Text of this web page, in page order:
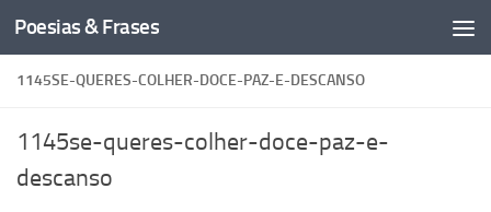
Skip to content
Poesias & Frases
1145SE-QUERES-COLHER-DOCE-PAZ-E-DESCANSO
1145se-queres-colher-doce-paz-e-
descanso